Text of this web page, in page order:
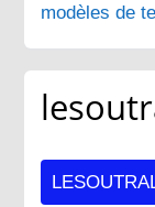
modèles de